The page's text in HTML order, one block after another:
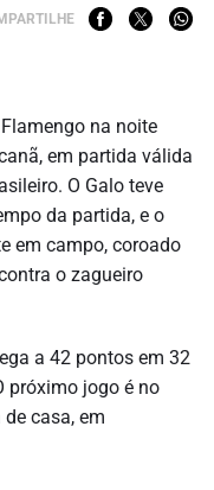
na noite
em partida válida
O Galo teve
da partida, e o
em campo, coroado
o zagueiro
a 42 pontos em 32
próximo jogo é no
casa, em